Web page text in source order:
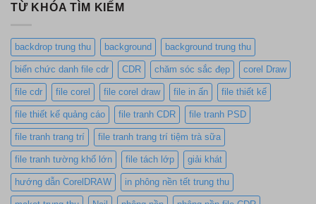
TỪ KHÓA TÌM KIẾM
backdrop trung thu background background trung thu
biển chức danh file cdr CDR chăm sóc sắc đẹp corel Draw
file cdr file corel file corel draw file in ấn file thiết kế
file thiết kế quảng cáo file tranh CDR file tranh PSD
file tranh trang trí file tranh trang trí tiệm trà sữa
file tranh tường khổ lớn file tách lớp giải khát
hướng dẫn CorelDRAW in phông nền tết trung thu